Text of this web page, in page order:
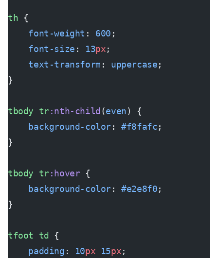
th {
    font-weight
: 600 ;
    font-size
: 13px;
    text-transform
: uppercase;
}
tbody tr:nth-child (even) {
    background-color
: #f8fafc;
}
tbody tr:hover {
    background-color
: #e2e8f0;
}
tfoot td
{
    padding
: 10px 15px;